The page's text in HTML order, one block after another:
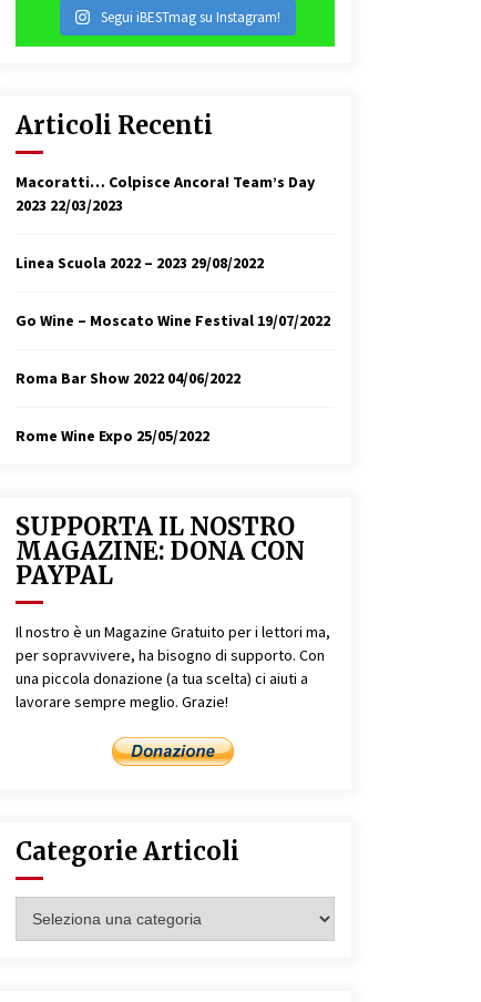
Segui iBESTmag su Instagram!
Articoli Recenti
Macoratti… Colpisce Ancora! Team’s Day
2023 22/03/2023
Linea Scuola 2022 – 2023 29/08/2022
Go Wine – Moscato Wine Festival 19/07/2022
Roma Bar Show 2022 04/06/2022
Rome Wine Expo 25/05/2022
SUPPORTA IL NOSTRO
MAGAZINE: DONA CON
PAYPAL
Il nostro è un Magazine Gratuito per i lettori ma,
per sopravvivere, ha bisogno di supporto. Con
una piccola donazione (a tua scelta) ci aiuti a
lavorare sempre meglio. Grazie!
Categorie Articoli
Articoli